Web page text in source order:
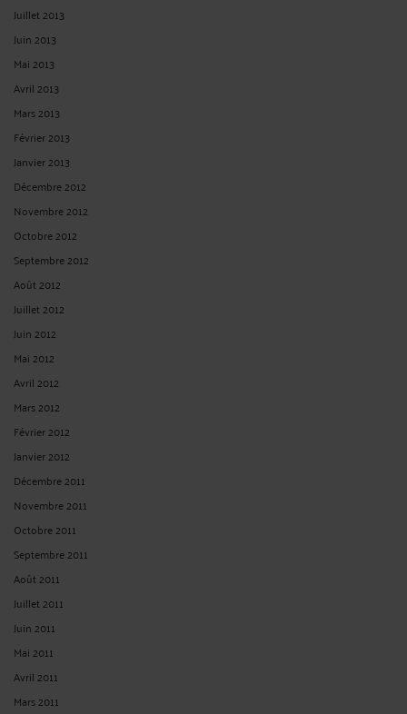
Juillet 2013
Juin 2013
Mai 2013
Avril 2013
Mars 2013
Février 2013
Janvier 2013
Décembre 2012
Novembre 2012
Octobre 2012
Septembre 2012
Août 2012
Juillet 2012
Juin 2012
Mai 2012
Avril 2012
Mars 2012
Février 2012
Janvier 2012
Décembre 2011
Novembre 2011
Octobre 2011
Septembre 2011
Août 2011
Juillet 2011
Juin 2011
Mai 2011
Avril 2011
Mars 2011